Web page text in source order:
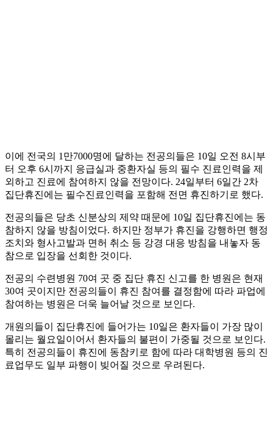
이에 전국의 1만7000명에 달하는 전공의들은 10일 오전 8시부
터 오후 6시까지 응급실과 중환자실 등의 필수 진료인력을 제
외하고 진료에 참여하지 않을 전망이다. 24일부터 6일간 2차
집단휴진에는 필수진료인력을 포함해 전면 휴진하기로 했다.
전공의들은 당초 신분상의 제약 때문에 10일 집단휴진에는 동
참하지 않을 방침이었다. 하지만 정부가 휴진을 강행하면 행정
조치와 형사고발과 면허 취소 등 강경 대응 방침을 내놓자 동
참으로 입장을 선회한 것이다.
전공의 수련병원 70여 곳 중 집단 휴진 신고를 한 병원은 현재
30여 곳이지만 전공의들이 휴진 참여를 결정함에 따라 파업에
참여하는 병원은 더욱 늘어날 것으로 보인다.
개원의들이 집단휴진에 들어가는 10일은 환자들이 가장 많이
몰리는 월요일이어서 환자들의 불편이 가중될 것으로 보인다.
특히 전공의들이 휴진에 동참키로 함에 따라 대학병원 등의 진
료업무도 일부 파행이 빚어질 것으로 우려된다.